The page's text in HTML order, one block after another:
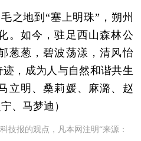
之地到“塞上明珠”，朔州
。如今，驻足西山森林公
葱葱，碧波荡漾，清风怡
，成为人与自然和谐共生
立明、桑莉媛、麻潞、赵
、马梦迪）
技报的观点，凡本网注明“来源：